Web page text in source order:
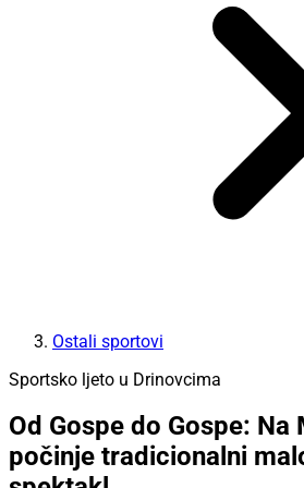
Ostali sportovi
Sportsko ljeto u Drinovcima
Od Gospe do Gospe: Na
počinje tradicionalni